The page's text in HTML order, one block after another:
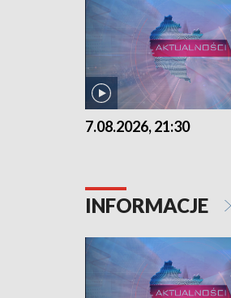
7.08.2026, 21:30
INFORMACJE